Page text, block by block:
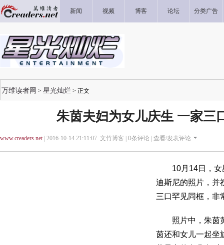
新闻 视频 博客 论坛 分类广告
万维读者网 > 星光灿烂 > 正文
朱茵夫妇为女儿庆生 一家三
www.creaders.net| 2016-10-14 21:11:07 文竹博客 | 0条评论 | 查看/发表评论
10月14日，女
迪斯尼的照片，并
三口罕见同框，非
照片中，朱茵黄
茵还和女儿一起坐